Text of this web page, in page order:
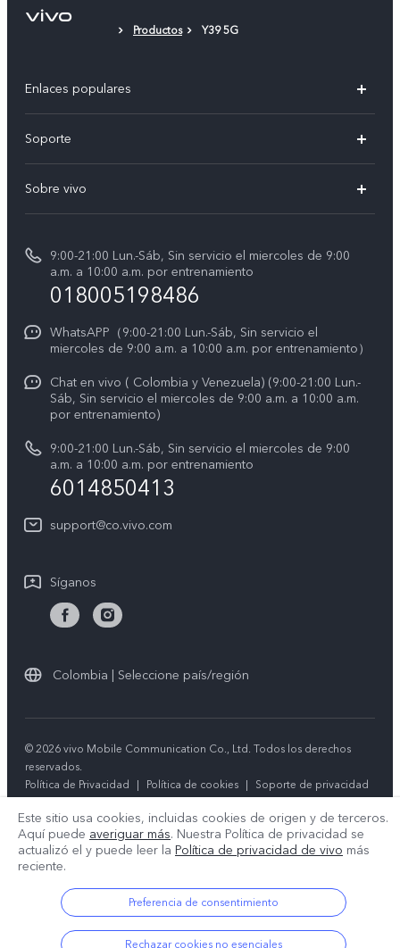
Productos Y39 5G
Enlaces populares
V70 FE
Y11d
Soporte
Verificación de IMEI
Consulta el Precio de los Repuestos
Servicio de logística
Progreso de la reparación
Sobre vivo
Noticias
Empleos en vivo
Avisos legales
Sostenibilidad
Centro de privacidad de vivo
Accesibilidad
9:00-21:00 Lun.-Sáb, Sin servicio el miercoles de 9:00
a.m. a 10:00 a.m. por entrenamiento
018005198486
WhatsAPP（9:00-21:00 Lun.-Sáb, Sin servicio el
miercoles de 9:00 a.m. a 10:00 a.m. por entrenamiento）
Chat en vivo ( Colombia y Venezuela) (9:00-21:00 Lun.-
Sáb, Sin servicio el miercoles de 9:00 a.m. a 10:00 a.m.
por entrenamiento)
9:00-21:00 Lun.-Sáb, Sin servicio el miercoles de 9:00
a.m. a 10:00 a.m. por entrenamiento
6014850413
support@co.vivo.com
Síganos
Colombia | Seleccione país/región
© 2026 vivo Mobile Communication Co., Ltd. Todos los derechos
reservados.
Política de Privacidad
| Política de cookies |
Soporte de privacidad
Este sitio usa cookies, incluidas cookies de origen y de terceros.
Aquí puede averiguar más. Nuestra Política de privacidad se
actualizó el y puede leer la Política de privacidad de vivo más
reciente.
Preferencia de consentimiento
Rechazar cookies no esenciales